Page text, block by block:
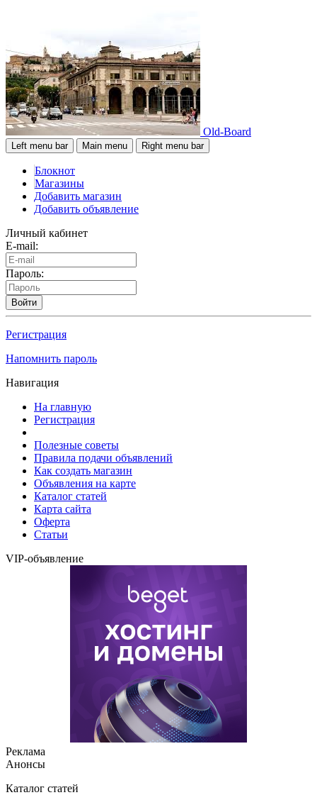
Old-Board
Left menu bar Main menu Right menu bar
Блокнот
Магазины
Добавить магазин
Добавить объявление
Личный кабинет
E-mail:
Пароль:
Войти
Регистрация
Напомнить пароль
Навигация
На главную
Регистрация
Полезные советы
Правила подачи объявлений
Как создать магазин
Объявления на карте
Каталог статей
Карта сайта
Оферта
Статьи
VIP-объявление
Реклама
Анонсы
Каталог статей